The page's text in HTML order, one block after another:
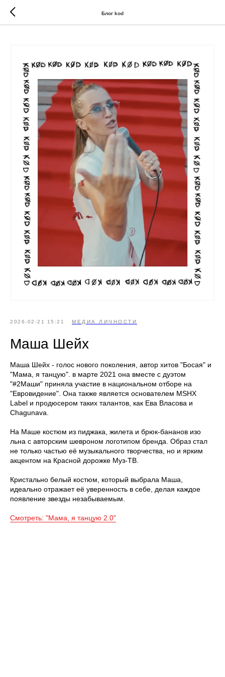
Блог kod
2026-02-21 15:21 МЕДИА ЛИЧНОСТИ
Маша Шейх
Маша Шейх - голос нового поколения, автор хитов "Босая" и
"Мама, я танцую". в марте 2021 она вместе с дуэтом
"#2Маши" приняла участие в национальном отборе на
"Евровидение". Она также является основателем MSHX
Label и продюсером таких талантов, как Ева Власова и
Chagunava.
На Маше костюм из пиджака, жилета и брюк-бананов изо
льна с авторским шевроном логотипом бренда. Образ стал
не только частью её музыкального творчества, но и ярким
акцентом на Красной дорожке Муз-ТВ.
Кристально белый костюм, который выбрала Маша,
идеально отражает её уверенность в себе, делая каждое
появление звезды незабываемым.
Смотреть: "Мама, я танцую 2.0"